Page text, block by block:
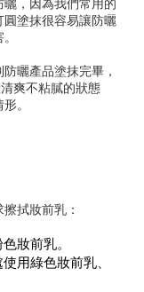
塗抹很容易讓防曬
曬產品塗抹完畢，
爽不粘膩的狀態
。
拭妝前乳：
妝前乳。
用綠色妝前乳、